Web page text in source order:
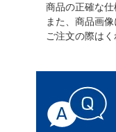
商品の正確な
また、商品画
ご注文の際は